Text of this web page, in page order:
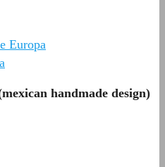
Europa
handmade design)